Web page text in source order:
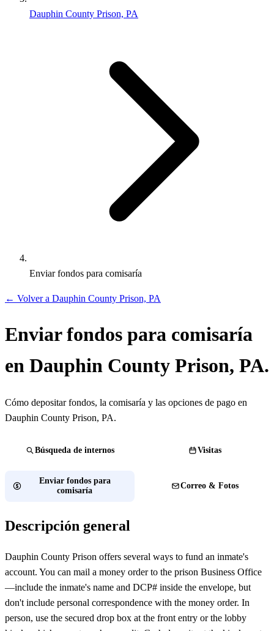
Dauphin County Prison, PA
Enviar fondos para comisaría
← Volver a Dauphin County Prison, PA
Enviar fondos para comisaría
en Dauphin County Prison, PA.
Cómo depositar fondos, la comisaría y las opciones de pago en
Dauphin County Prison, PA.
Búsqueda de internos Visitas
Enviar fondos para
comisaría
Correo & Fotos
Descripción general
Dauphin County Prison offers several ways to fund an inmate's
account. You can mail a money order to the prison Business Office
—include the inmate's name and DCP# inside the envelope, but
don't include personal correspondence with the money order. In
person, use the secured drop box at the front entry or the lobby